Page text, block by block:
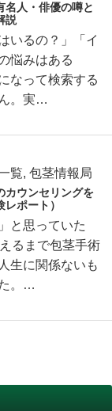
名人・俳優の噂と
説
いるの？」「イ
悩みはある
なって検索する
。実…
覧,包茎情報局
カウンセリングを
ポート）
と思っていた
るまで包茎手術
生に関係ないも
。…